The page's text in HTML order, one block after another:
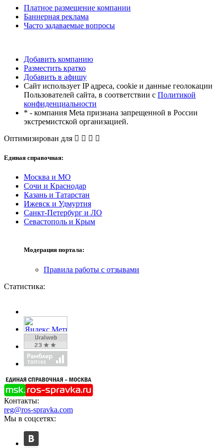
Платное размещение компании
Баннерная реклама
Часто задаваемые вопросы
Добавить компанию
Разместить кратко
Добавить в афишу
Сайт использует IP адреса, cookie и данные геолокации
Пользователей сайта, в соответствии с Политикой
конфиденциальности
* - компания Meta признана запрещенной в России
экстремистской организацией.
Оптимизирован для
Единая справочная:
Москва и МО
Сочи и Краснодар
Казань и Татарстан
Ижевск и Удмуртия
Санкт-Петербург и ЛО
Севастополь и Крым
Модерация портала:
Правила работы с отзывами
Статистика:
Контакты:
reg@ros-spravka.com
Мы в соцсетях: